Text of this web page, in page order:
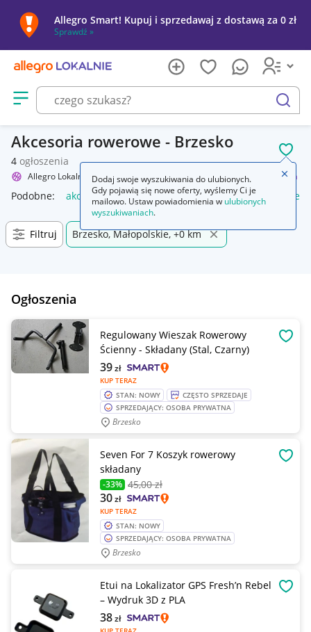
Allegro Smart! Kupuj i sprzedawaj z dostawą za 0 zł
Sprawdź »
Otwórz menu z kategoriami
szukaj
Akcesoria rowerowe - Brzesko
4 ogłoszenia
Allegro Lokalnie Sport i turystyka Rowery i akcesoria Akcesoria
Podobne: akcesoria akcesoria wędkarskie akcesoria
Filtruj Brzesko, Małopolskie, +0 km
Ogłoszenia
Regulowany Wieszak Rowerowy
Ścienny - Składany (Stal, Czarny)
KUP TERAZ
39zł
STAN: NOWY
CZĘSTO SPRZEDAJE
SPRZEDAJĄCY: OSOBA PRYWATNA
Brzesko
Seven For 7 Koszyk rowerowy
składany
-33% 45,00 zł
KUP TERAZ
30zł
STAN: NOWY
SPRZEDAJĄCY: OSOBA PRYWATNA
Brzesko
Etui na Lokalizator GPS Fresh’n Rebel
– Wydruk 3D z PLA
38zł
Dodaj swoje wyszukiwania do ulubionych.
Gdy pojawią się nowe oferty, wyślemy Ci je
mailowo. Ustaw powiadomienia w ulubionych
wyszukiwaniach.